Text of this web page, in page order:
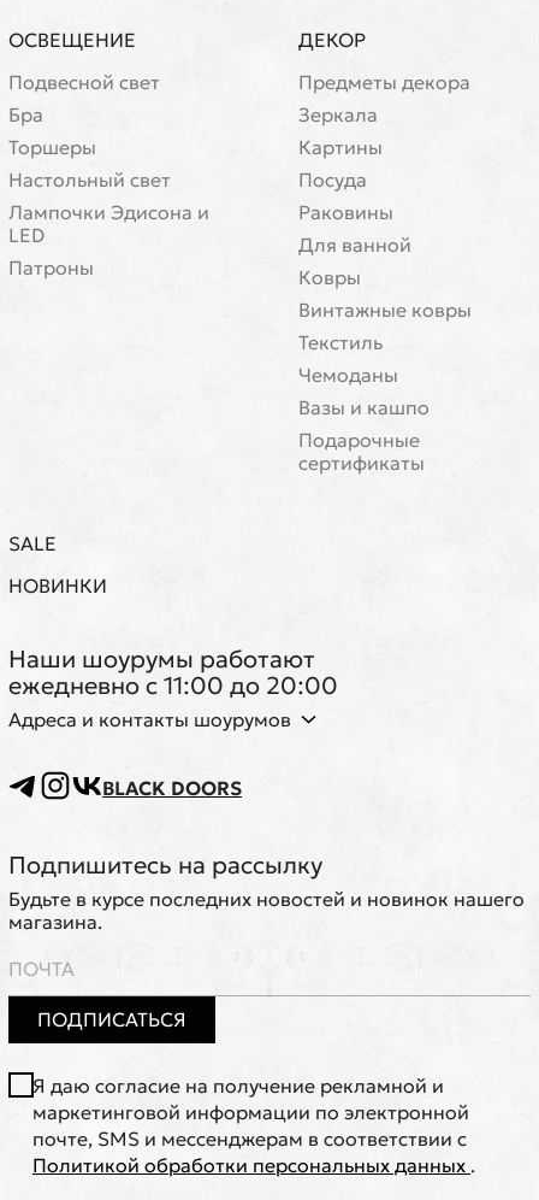
ОСВЕЩЕНИЕ
Подвесной свет
Бра
Торшеры
Настольный свет
Лампочки Эдисона и
LED
Патроны
ДЕКОР
Предметы декора
Зеркала
Картины
Посуда
Раковины
Для ванной
Ковры
Винтажные ковры
Текстиль
Чемоданы
Вазы и кашпо
Подарочные
сертификаты
SALE
НОВИНКИ
Наши шоурумы работают
ежедневно с 11:00 до 20:00
Адреса и контакты шоурумов
BLACK DOORS
Подпишитесь на рассылку
Будьте в курсе последних новостей и новинок нашего
магазина.
ПОДПИСАТЬСЯ
Я даю согласие на получение рекламной и
маркетинговой информации по электронной
почте, SMS и мессенджерам в соответствии с
Политикой обработки персональных данных .